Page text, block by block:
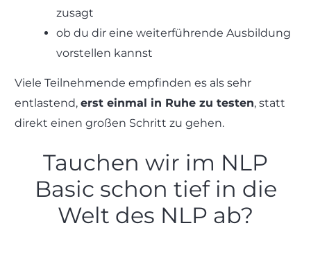
zusagt
ob du dir eine weiterführende Ausbildung
vorstellen kannst
Viele Teilnehmende empfinden es als sehr
entlastend, erst einmal in Ruhe zu testen, statt
direkt einen großen Schritt zu gehen.
Tauchen wir im NLP
Basic schon tief in die
Welt des NLP ab?